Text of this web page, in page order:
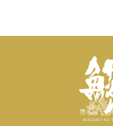
われるような特
実績を持つ私た
ルや式場との連
備をサポートい